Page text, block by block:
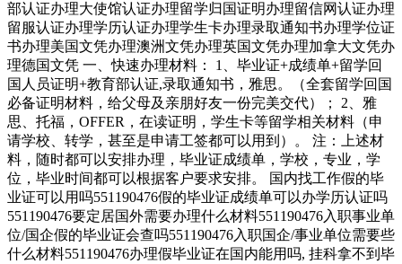
部认证办理大使馆认证办理留学归国证明办理留信网认证办理
留服认证办理学历认证办理学生卡办理录取通知书办理学位证
书办理美国文凭办理澳洲文凭办理英国文凭办理加拿大文凭办
理德国文凭 一、快速办理材料： 1、毕业证+成绩单+留学回
国人员证明+教育部认证,录取通知书，雅思。（全套留学回国
必备证明材料，给父母及亲朋好友一份完美交代）； 2、雅
思、托福，OFFER，在读证明，学生卡等留学相关材料（申
请学校、转学，甚至是申请工签都可以用到）。 注：上述材
料，随时都可以安排办理，毕业证成绩单，学校，专业，学
位，毕业时间都可以根据客户要求安排。 国内找工作假的毕
业证可以用吗551190476假的毕业证成绩单可以办学历认证吗
551190476要定居国外需要办理什么材料551190476入职事业单
位/国企假的毕业证会查吗551190476入职国企/事业单位需要些
什么材料551190476办理假毕业证在国内能用吗, 挂科拿不到毕